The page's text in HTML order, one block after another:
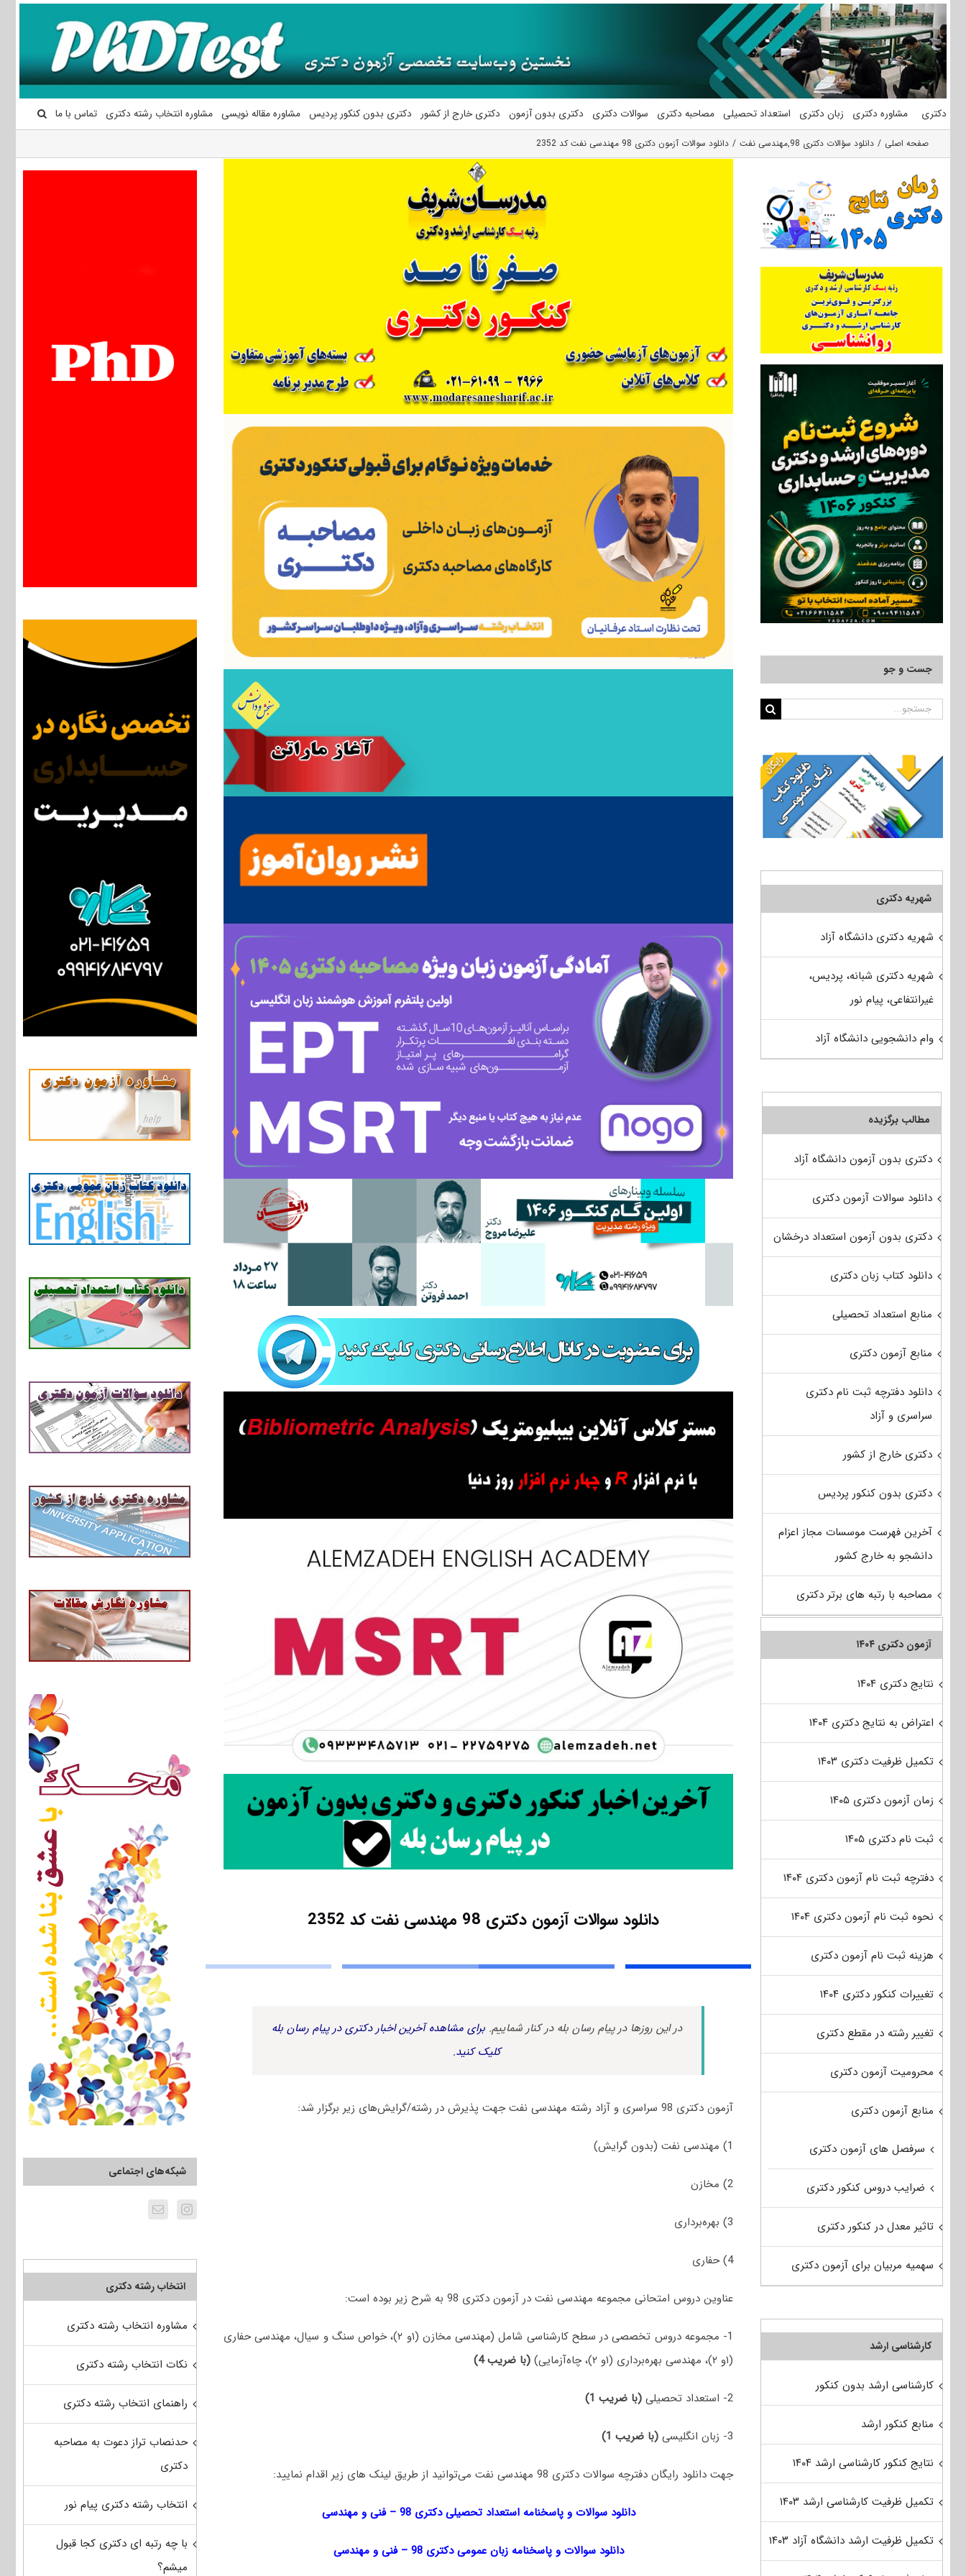
محتوا
دکتری مشاوره دکتری زبان دکتری استعداد تحصیلی مصاحبه دکتری سوالات دکتری دکتری بدون آزمون دکتری خارج از کشور دکتری بدون کنکور پردیس مشاوره مقاله نویسی مشاوره انتخاب رشته دکتری تماس با ما
صفحه اصلی دانلود سؤالات دکتری 98 ,مهندسی نفت دانلود سوالات آزمون دکتری 98 مهندسی نفت کد 2352
دانلود سوالات آزمون دکتری 98 مهندسی نفت کد 2352
در این روزها در پیام رسان بله در کنار شماییم. برای مشاهده آخرین اخبار دکتری در پیام رسان بله
کلیک کنید.
آزمون دکتری 98 سراسری و آزاد رشته مهندسی نفت جهت پذیرش در رشته/گرایش‌های زیر برگزار شد:
1) مهندسی نفت (بدون گرایش)
2) مخازن
3) بهره‌برداری
4) حفاری
عناوین دروس امتحانی مجموعه مهندسی نفت در آزمون دکتری 98 به شرح زیر بوده است:
1- مجموعه دروس تخصصی در سطح کارشناسی شامل (مهندسی مخازن (۱و ۲)، خواص سنگ و سیال، مهندسی حفاری
(۱و ۲)، مهندسی بهره‌برداری (۱و ۲)، چاه‌آزمایی)
(با ضریب 4)
2- استعداد تحصیلی (با ضریب 1)
3- زبان انگلیسی (با ضریب 1)
جهت دانلود رایگان دفترچه سوالات دکتری 98 مهندسی نفت می‌توانید از طریق لینک های زیر اقدام نمایید:
دانلود سوالات و پاسخنامه استعداد تحصیلی دکتری 98 – فنی و مهندسی
دانلود سوالات و پاسخنامه زبان عمومی دکتری 98 – فنی و مهندسی
شبکه‌های اجتماعی
انتخاب رشته دکتری
مشاوره انتخاب رشته دکتری
نکات انتخاب رشته دکتری
راهنمای انتخاب رشته دکتری
حدنصاب تراز دعوت به مصاحبه
دکتری
انتخاب رشته دکتری پیام نور
با چه رتبه ای دکتری کجا قبول
میشم؟
جست و جو
جستجو
شهریه دکتری
شهریه دکتری دانشگاه آزاد
شهریه دکتری شبانه، پردیس،
غیرانتفاعی، پیام نور
وام دانشجویی دانشگاه آزاد
مطالب برگزیده
دکتری بدون آزمون دانشگاه آزاد
دانلود سوالات آزمون دکتری
دکتری بدون آزمون استعداد درخشان
دانلود کتاب زبان دکتری
منابع استعداد تحصیلی
منابع آزمون دکتری
دانلود دفترچه ثبت نام دکتری
سراسری و آزاد
دکتری خارج از کشور
دکتری بدون کنکور پردیس
آخرین فهرست موسسات مجاز اعزام
دانشجو به خارج کشور
مصاحبه با رتبه های برتر دکتری
آزمون دکتری ۱۴۰۴
نتایج دکتری ۱۴۰۴
اعتراض به نتایج دکتری ۱۴۰۴
تکمیل ظرفیت دکتری ۱۴۰۳
زمان آزمون دکتری ۱۴۰۵
ثبت نام دکتری ۱۴۰۵
دفترچه ثبت نام آزمون دکتری ۱۴۰۴
نحوه ثبت نام آزمون دکتری ۱۴۰۴
هزینه ثبت نام آزمون دکتری
تغییرات کنکور دکتری ۱۴۰۴
تغییر رشته در مقطع دکتری
محرومیت آزمون دکتری
منابع آزمون دکتری
سرفصل های آزمون دکتری
ضرایب دروس کنکور دکتری
تاثیر معدل در کنکور دکتری
سهمیه مربیان برای آزمون دکتری
کارشناسی ارشد
کارشناسی ارشد بدون کنکور
منابع کنکور ارشد
نتایج کنکور کارشناسی ارشد ۱۴۰۴
تکمیل ظرفیت کارشناسی ارشد ۱۴۰۳
تکمیل ظرفیت ارشد دانشگاه آزاد ۱۴۰۳